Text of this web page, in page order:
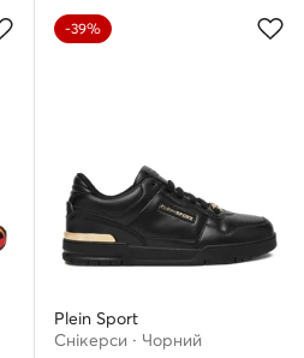
-39%
Plein Sport
Снікерcи · Чорний